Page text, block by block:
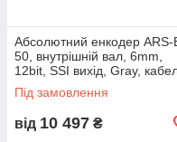
кабелю або модель
принципом
Абсолютний енкодер ARS-
50, внутрішній вал, 6mm,
12bit, SSI вихід, Gray,
5м, задній
Під замовлення
від 10 497 ₴